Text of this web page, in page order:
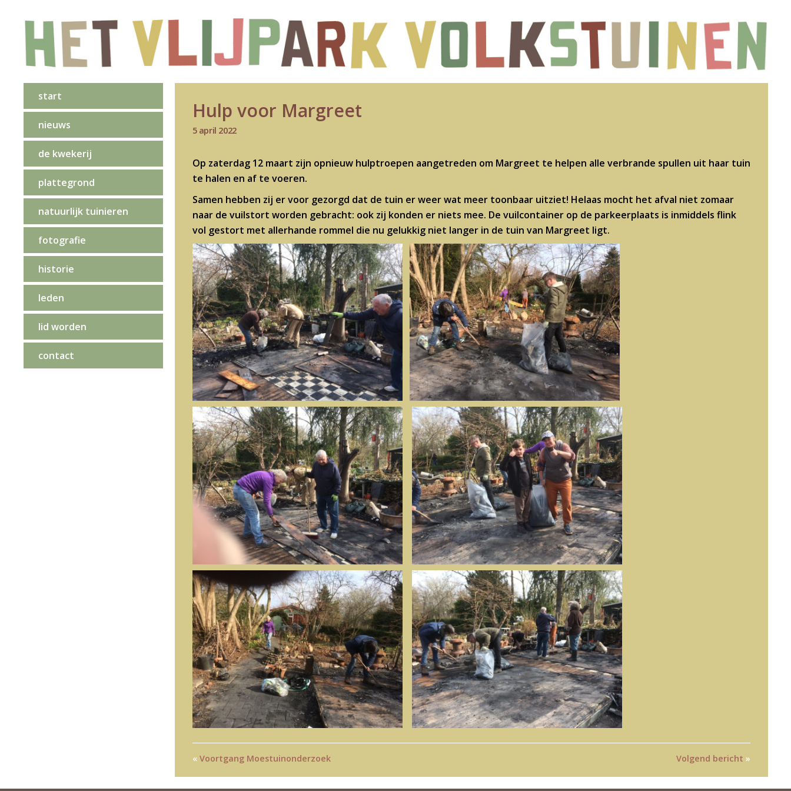
start
nieuws
de kwekerij
plattegrond
natuurlijk tuinieren
fotografie
historie
leden
lid worden
contact
Hulp voor Margreet
5 april 2022
Op zaterdag 12 maart zijn opnieuw hulptroepen aangetreden om Margreet te helpen alle verbrande spullen uit haar tuin
te halen en af te voeren.
Samen hebben zij er voor gezorgd dat de tuin er weer wat meer toonbaar uitziet! Helaas mocht het afval niet zomaar
naar de vuilstort worden gebracht: ook zij konden er niets mee. De vuilcontainer op de parkeerplaats is inmiddels flink
vol gestort met allerhande rommel die nu gelukkig niet langer in de tuin van Margreet ligt.
« Voortgang Moestuinonderzoek Volgend bericht »